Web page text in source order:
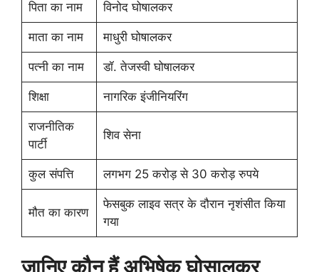
पिता का नाम विनोद घोषालकर
माता का नाम माधुरी घोषालकर
पत्नी का नाम डॉ. तेजस्वी घोषालकर
शिक्षा नागरिक इंजीनियरिंग
राजनीतिक
पार्टी
शिव सेना
कुल संपत्ति लगभग 25 करोड़ से 30 करोड़ रुपये
मौत का कारण
फेसबुक लाइव सत्र के दौरान नृशंसीत किया
गया
जानिए कौन हैं अभिषेक घोसालकर